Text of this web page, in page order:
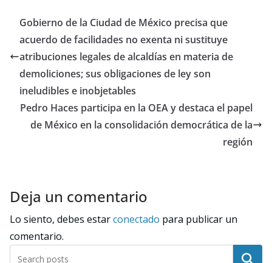
Gobierno de la Ciudad de México precisa que
acuerdo de facilidades no exenta ni sustituye
atribuciones legales de alcaldías en materia de
demoliciones; sus obligaciones de ley son
ineludibles e inobjetables
Pedro Haces participa en la OEA y destaca el papel
de México en la consolidación democrática de la
región
Deja un comentario
Lo siento, debes estarconectado para publicar un
comentario.
Buscar